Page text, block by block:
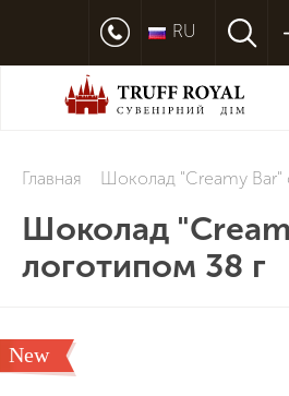
RU
Главная Шоколад "Creamy Bar"
Шоколад
логотипом 38 г
New